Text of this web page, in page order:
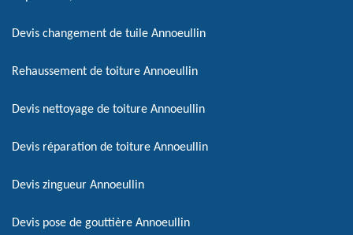
Devis changement de tuile Annoeullin
Rehaussement de toiture Annoeullin
Devis nettoyage de toiture Annoeullin
Devis réparation de toiture Annoeullin
Devis zingueur Annoeullin
Devis pose de gouttière Annoeullin